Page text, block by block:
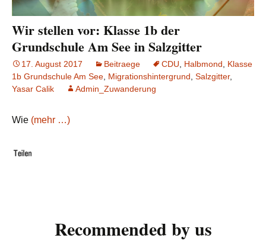
Wir stellen vor: Klasse 1b der
Grundschule Am See in Salzgitter
17. August 2017 Beitraege CDU, Halbmond, Klasse
1b Grundschule Am See, Migrationshintergrund, Salzgitter,
Yasar Calik
Admin_Zuwanderung
Wie (mehr …)
Recommended by us